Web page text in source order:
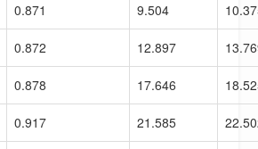
0.871 9.504
0.872 12.897
0.878 17.646
0.917 21.585